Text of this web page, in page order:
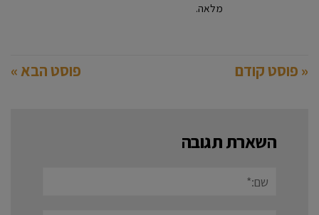
מלאה.
« פוסט קודם פוסט הבא »
השארת תגובה